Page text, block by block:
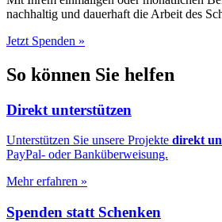
nachhaltig und dauerhaft die Arbeit des
Jetzt Spenden »
So können Sie helfen
Direkt unterstützen
Unterstützen Sie unsere Projekte direkt
PayPal- oder Banküberweisung.
Mehr erfahren »
Spenden statt Schenken